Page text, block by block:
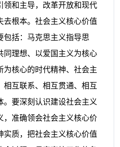
领和主导，改革开放和现代
去根本。社会主义核心价值
包括：马克思主义指导思
同理想、以爱国主义为核心
为核心的时代精神、社会主
相互联系、相互贯通、相互
。要深刻认识建设社会主义
，准确领会社会主义核心价
实质，把社会主义核心价值